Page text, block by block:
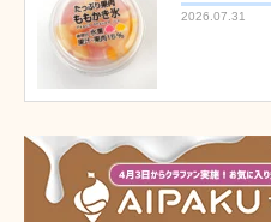
2026.07.31